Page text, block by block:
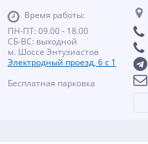
Время работы:
ПН-ПТ: 09.00 - 18.00
СБ-ВС: выходной
м. Шоссе Энтузиастов
Электродный проезд, 6 с 1
Бесплатная парковка